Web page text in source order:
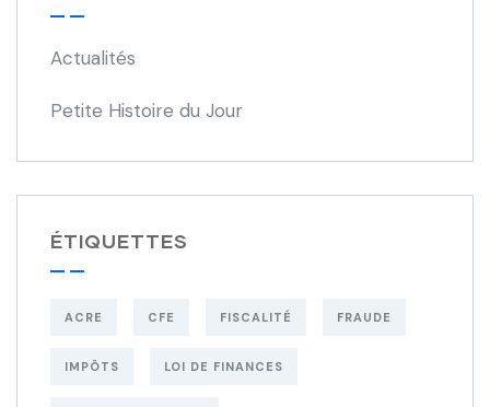
Actualités
Petite Histoire du Jour
ÉTIQUETTES
ACRE CFE FISCALITÉ FRAUDE
IMPÔTS LOI DE FINANCES